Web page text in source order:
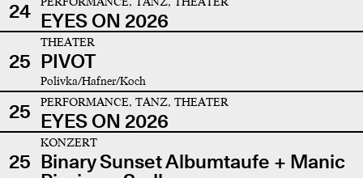
24 EYES ON 2026
25
THEATER
PIVOT
Polivka/Hafner/Koch
25 PERFORMANCE, TANZ, THEATER
EYES ON 2026
25
KONZERT
Binary Sunset Albumtaufe + Manic